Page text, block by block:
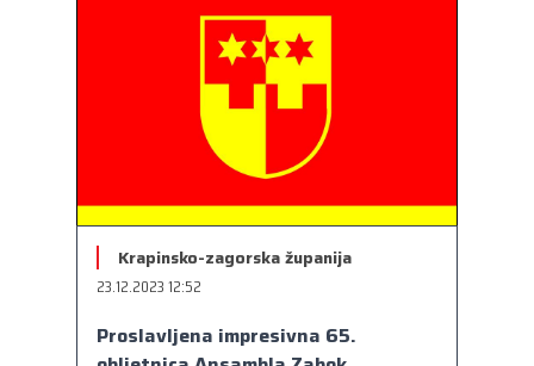
Krapinsko-zagorska županija
23.12.2023 12:52
Proslavljena impresivna 65.